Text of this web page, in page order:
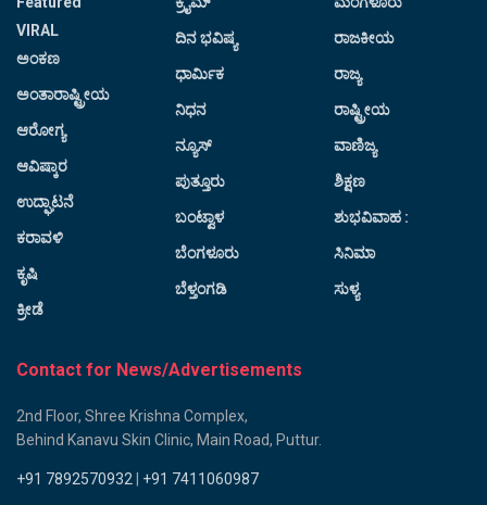
VIRAL
ಅಂಕಣ
ಅಂತಾರಾಷ್ಟ್ರೀಯ
ಆರೋಗ್ಯ
ಆವಿಷ್ಕಾರ
ಉದ್ಘಾಟನೆ
ಕರಾವಳಿ
ಕೃಷಿ
ಕ್ರೀಡೆ
ದಿನ ಭವಿಷ್ಯ
ಧಾರ್ಮಿಕ
ನಿಧನ
ನ್ಯೂಸ್
ಪುತ್ತೂರು
ಬಂಟ್ವಾಳ
ಬೆಂಗಳೂರು
ಬೆಳ್ತಂಗಡಿ
ರಾಜಕೀಯ
ರಾಜ್ಯ
ರಾಷ್ಟ್ರೀಯ
ವಾಣಿಜ್ಯ
ಶಿಕ್ಷಣ
ಶುಭವಿವಾಹ :
ಸಿನಿಮಾ
ಸುಳ್ಯ
Contact for News/Advertisements
2nd Floor, Shree Krishna Complex,
Behind Kanavu Skin Clinic, Main Road, Puttur.
+91 7892570932 +91 7411060987